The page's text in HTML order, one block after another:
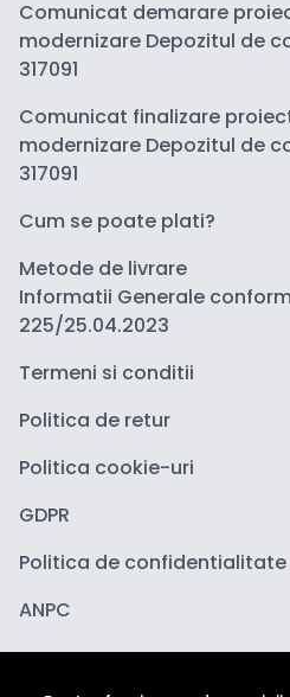
Comunicat demarare
modernizare Depozitul de
317091
Comunicat finalizare
modernizare Depozitul de
317091
Cum se poate plati?
Metode de livrare
Informatii Generale
225/25.04.2023
Termeni si conditii
Politica de retur
Politica cookie-uri
GDPR
Politica de confidentialitate
ANPC